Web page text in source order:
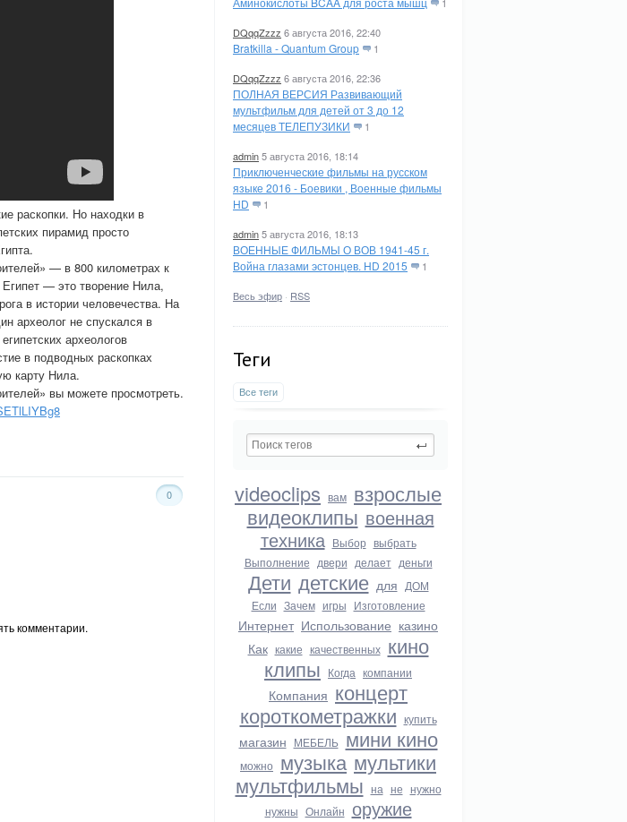
DQqqZzzz 6 августа 2016, 22:40
Bratkilla - Quantum Group 1
DQqqZzzz 6 августа 2016, 22:36
ПОЛНАЯ ВЕРСИЯ Развивающий
мультфильм для детей от 3 до 12
месяцев ТЕЛЕПУЗИКИ
1
admin5 августа 2016, 18:14
Приключенческие фильмы на русском
языке 2016 - Боевики , Военные фильмы
HD
1
admin5 августа 2016, 18:13
ВОЕННЫЕ ФИЛЬМЫ О ВОВ 1941-45 г.
Война глазами эстонцев. HD 2015
1
Весь эфир · RSS
Теги
Все теги
videoclips вам взрослые
видеоклипы военная
техника Выбор выбрать
Выполнение двери делает деньги
Дети детские для ДОМ
Если Зачем игры Изготовление
Интернет Использование казино
Как какие качественных кино
клипы Когда компании
Компания концерт
короткометражки купить
магазин МЕБЕЛЬ мини кино
можно музыка мультики
мультфильмы на не нужно
нужны Онлайн оружие
раскопки. Но находки в
пирамид просто
— в 800 километрах к
— это творение Нила,
в истории человечества. На
археолог не спускался в
археологов
в подводных раскопках
карту Нила.
вы можете просмотреть.
0
комментарии.